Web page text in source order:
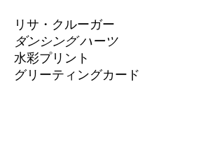
リサ・クルーガー
ダンシング ハーツ
水彩プリント
グリーティングカード